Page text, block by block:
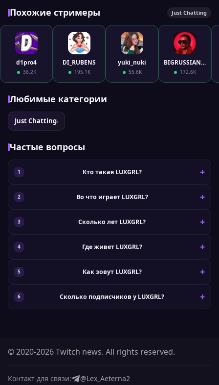
Похожие стримеры Just Chatting
d1pro4
36.2K
DI_RUBENS
195.1K
yuki_nuki
55.6K
BIGRUSSIANMUM
172.6K
Любимые категории
Just Chatting›
Частые вопросы
Кто такая LUXGRL?
Во что играет LUXGRL?
Сколько лет LUXGRL?
Где живет LUXGRL?
Как зовут LUXGRL?
Сколько подписчиков у LUXGRL?
© 2020-2026 Twitch news. All rights reserved.
Контакт для связи: @Lex_Aeterna2